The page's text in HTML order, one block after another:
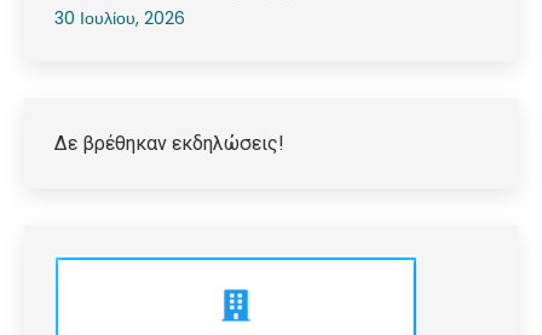
30 Ιουλίου, 2026
Δε βρέθηκαν εκδηλώσεις!